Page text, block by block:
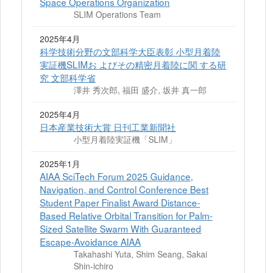
SLIM Operations Team
2025年4月
科学技術分野の文部科学大臣表彰 小型月着陸
実証機SLIMお よびその精密月着陸に関 する研
究 文部科学省
澤井 秀次郎, 福田 盛介, 坂井 真一郎
2025年4月
日本産業技術大賞 日刊工業新聞社
小型月着陸実証機「SLIM」
2025年1月
AIAA SciTech Forum 2025 Guidance,
Navigation, and Control Conference Best
Student Paper Finalist Award Distance-
Based Relative Orbital Transition for Palm-
Sized Satellite Swarm With Guaranteed
Escape-Avoidance AIAA
Takahashi Yuta, Shim Seang, Sakai
Shin-ichiro